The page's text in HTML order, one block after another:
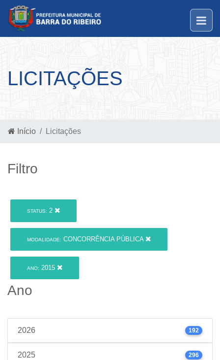
LICITAÇÕES
Início Licitações
Filtro
STATUS: 2
MODALIDADE: CONCORRÊNCIA PÚBLICA
ANO: 2015
Ano
2026 192
2025 296